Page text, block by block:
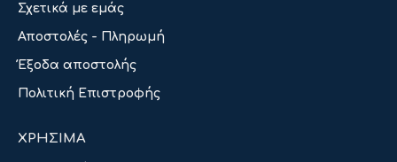
Σχετικά με εμάς
Αποστολές - Πληρωμή
Έξοδα αποστολής
Πολιτική Επιστροφής
ΧΡΗΣΙΜΑ